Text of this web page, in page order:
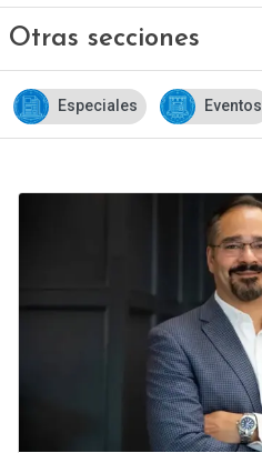
Otras secciones
Eventos Newsletter